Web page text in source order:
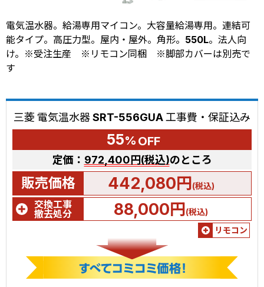
電気温水器。給湯専用マイコン。大容量給湯専用。連結可
能タイプ。高圧力型。屋内・屋外。角形。550L。法人向
け。※受注生産 ※リモコン同梱 ※脚部カバーは別売で
す
三菱 電気温水器 SRT-556GUA 工事費・保証込み
55% OFF
定価： 972,400円(税込)のところ
販売価格 442,080円(税込)
交換工事
撤去処分
88,000円(税込)
リモコン